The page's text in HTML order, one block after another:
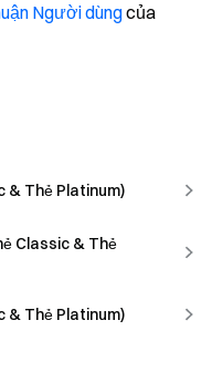
Người dùngcủa
& Thẻ Platinum)
Classic & Thẻ
& Thẻ Platinum)